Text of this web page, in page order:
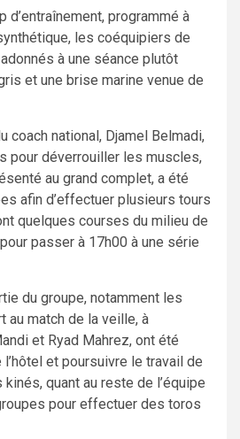
d’entraînement, programmé à
les coéquipiers de
à une séance plutôt
et une brise marine venue de
coach national, Djamel Belmadi,
pour déverrouiller les muscles,
au grand complet, a été
afin d’effectuer plusieurs tours
quelques courses du milieu de
passer à 17h00 à une série
du groupe, notamment les
au match de la veille, à
et Ryad Mahrez, ont été
l’hôtel et poursuivre le travail de
quant au reste de l’équipe
pour effectuer des toros